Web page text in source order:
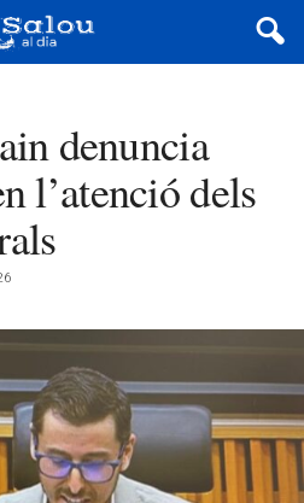
denuncia
l’atenció dels